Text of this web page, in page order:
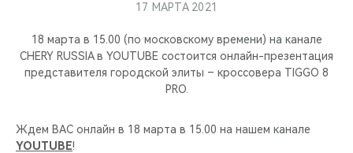
КРОССОВЕРЫ
НОВИНКИ
КРЕДИТ И СТРАХОВАНИЕ
ЗАПЧАСТИ И АКСЕССУАРЫ
ПОДДЕРЖКА
О БРЕНДЕ
CHERY В СОЦСЕТЯХ
КРЕДИТ
МЫ В СОЦСЕТЯХ
17 МАРТА 2021
18 марта в 15.00 (по московскому времени) на канале
CHERY RUSSIA в YOUTUBE состоится онлайн-презентация
представителя городской элиты – кроссовера TIGGO 8
PRO.
Ждем ВАС онлайн в 18 марта в 15.00 на нашем канале
YOUTUBE!